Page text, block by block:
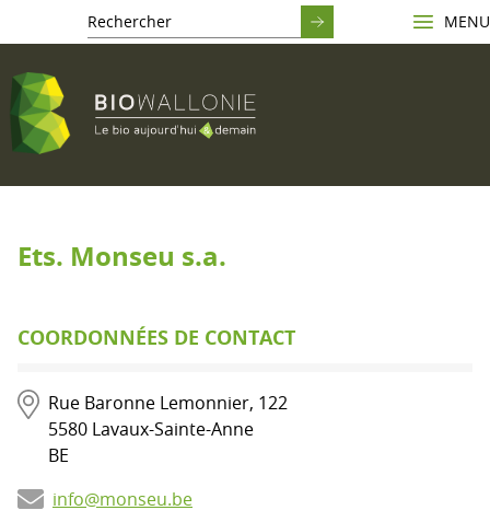
MENU
Ets. Monseu s.a.
COORDONNÉES DE CONTACT
Rue Baronne Lemonnier, 122
5580 Lavaux-Sainte-Anne
BE
info@monseu.be